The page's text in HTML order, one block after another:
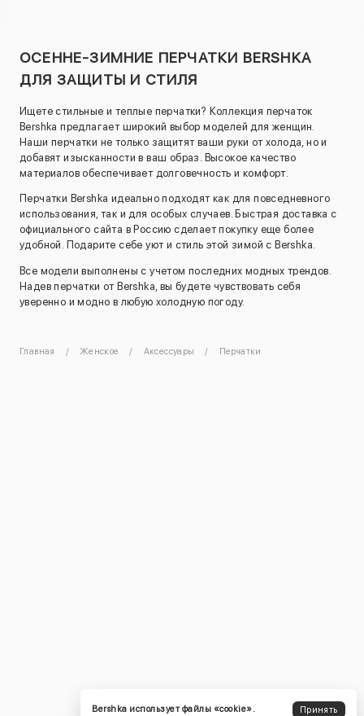
ОСЕННЕ-ЗИМНИЕ ПЕРЧАТКИ BERSHKA
ДЛЯ ЗАЩИТЫ И СТИЛЯ
Ищете стильные и теплые перчатки? Коллекция перчаток
Bershka предлагает широкий выбор моделей для женщин.
Наши перчатки не только защитят ваши руки от холода, но и
добавят изысканности в ваш образ. Высокое качество
материалов обеспечивает долговечность и комфорт.
Перчатки Bershka идеально подходят как для повседневного
использования, так и для особых случаев. Быстрая доставка с
официального сайта в Россию сделает покупку еще более
удобной. Подарите себе уют и стиль этой зимой с Bershka.
Все модели выполнены с учетом последних модных трендов.
Надев перчатки от Bershka, вы будете чувствовать себя
уверенно и модно в любую холодную погоду.
Главная Женское Аксессуары Перчатки
Bershka использует файлы «cookie».
Принять